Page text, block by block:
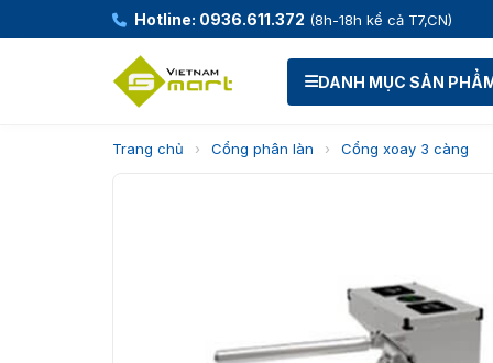
Hotline: 0936.611.372 (8h-18h kể cả T7,CN)
DANH MỤC SẢN
Trang chủ › Cổng phân làn › Cổng xoay 3 càng